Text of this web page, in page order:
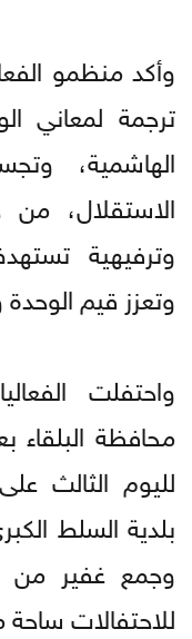
وأكد منظمو
ترجمة لمعاني
الهاشمية،
الاستقلال،
وترفيهية
وتعزز قيم الوحدة
واحتفلت
لليوم الثالث
بلدية السلط
وجمع غفير من
للاحتفالات ساحة